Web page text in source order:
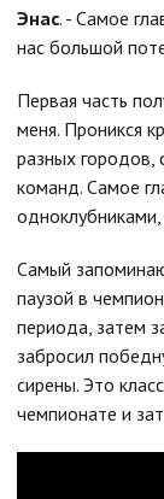
Энас. - Самое
нас большой
Первая часть
меня. Проникся
разных городов,
команд. Самое
Самый
паузой в
периода, затем
забросил
сирены. Это
чемпионате и